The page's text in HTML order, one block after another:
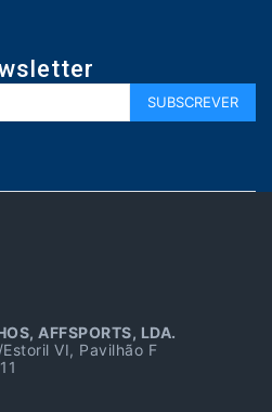
AFFSPORTS, LDA.
VI, Pavilhão F